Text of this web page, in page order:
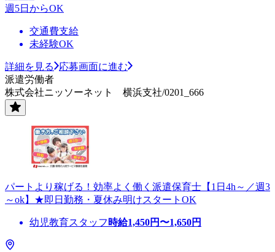
週5日からOK
交通費支給
未経験OK
詳細を見る
応募画面に進む
派遣労働者
株式会社ニッソーネット 横浜支社/0201_666
パートより稼げる！効率よく働く派遣保育士【1日4h～／週3
～ok】★即日勤務・夏休み明けスタートOK
幼児教育スタッフ 時給1,450円〜1,650円